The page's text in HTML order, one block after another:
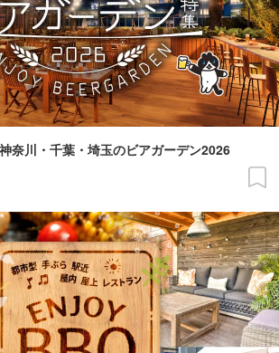
奈川・千葉・埼玉のビアガーデン2026